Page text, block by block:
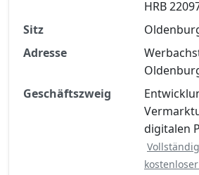
Finanzkennzahlen nach
Registrierung
Jetzt kostenlos
HRB
Sitz
Adresse
Geschäftszweig
digitalen